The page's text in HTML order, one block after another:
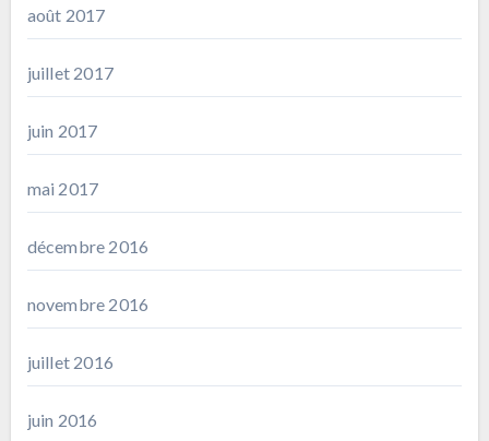
août 2017
juillet 2017
juin 2017
mai 2017
décembre 2016
novembre 2016
juillet 2016
juin 2016